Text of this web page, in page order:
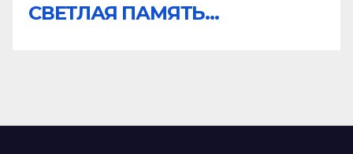
СВЕТЛАЯ ПАМЯТЬ...